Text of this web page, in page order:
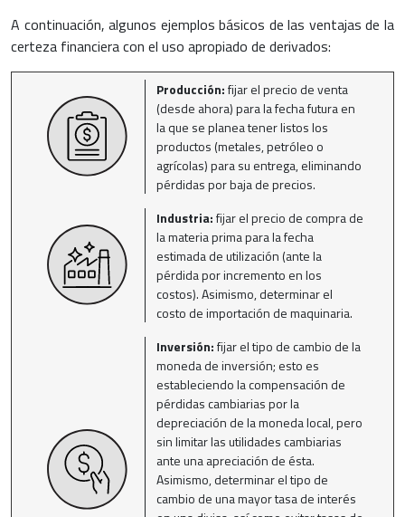
A continuación, algunos ejemplos básicos de las ventajas de la
certeza financiera con el uso apropiado de derivados:
Producción:fijar el precio de venta
(desde ahora) para la fecha futura en
la que se planea tener listos los
productos (metales, petróleo o
agrícolas) para su entrega, eliminando
pérdidas por baja de precios.
Industria:fijar el precio de compra de
la materia prima para la fecha
estimada de utilización (ante la
pérdida por incremento en los
costos). Asimismo, determinar el
costo de importación de maquinaria.
Inversión:fijar el tipo de cambio de la
moneda de inversión; esto es
estableciendo la compensación de
pérdidas cambiarias por la
depreciación de la moneda local, pero
sin limitar las utilidades cambiarias
ante una apreciación de ésta.
Asimismo, determinar el tipo de
cambio de una mayor tasa de interés